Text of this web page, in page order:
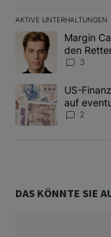
AKTIVE UNTERHALTUNGEN
Das Folgende ist
Ein Trendartikel
Margin
den
3
Ein Trendartikel
US-
auf
2
DAS KÖNNTE SIE